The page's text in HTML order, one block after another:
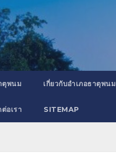
ตุพนม เกี่ยวกับอำเภอธาตุพนม
อเรา SITEMAP